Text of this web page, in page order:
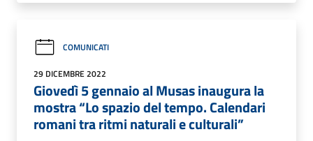
COMUNICATI
29 DICEMBRE 2022
Giovedì 5 gennaio al Musas inaugura la
mostra “Lo spazio del tempo. Calendari
romani tra ritmi naturali e culturali”